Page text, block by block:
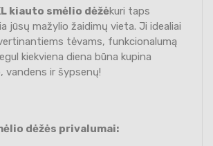
kiauto smėlio dėžėkuri taps
jūsų mažylio žaidimų vieta. Ji idealiai
tėvams, funkcionalumą
kiekviena diena būna kupina
vandens ir šypsenų!
dėžės privalumai: